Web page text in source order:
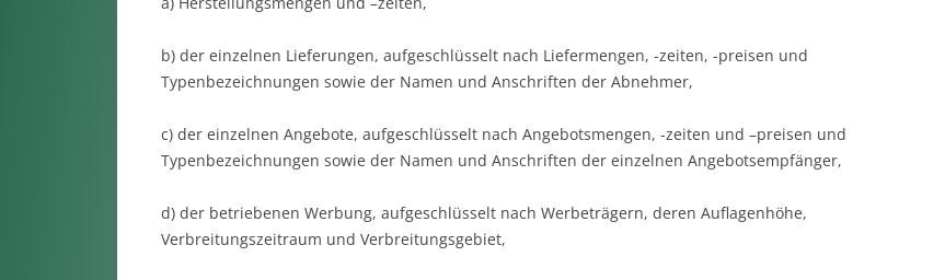
b) der einzelnen Lieferungen, aufgeschlüsselt nach Liefermengen, -zeiten, -preisen und
Typenbezeichnungen sowie der Namen und Anschriften der Abnehmer,
c) der einzelnen Angebote, aufgeschlüsselt nach Angebotsmengen, -zeiten und –preisen und
Typenbezeichnungen sowie der Namen und Anschriften der einzelnen Angebotsempfänger,
d) der betriebenen Werbung, aufgeschlüsselt nach Werbeträgern, deren Auflagenhöhe,
Verbreitungszeitraum und Verbreitungsgebiet,